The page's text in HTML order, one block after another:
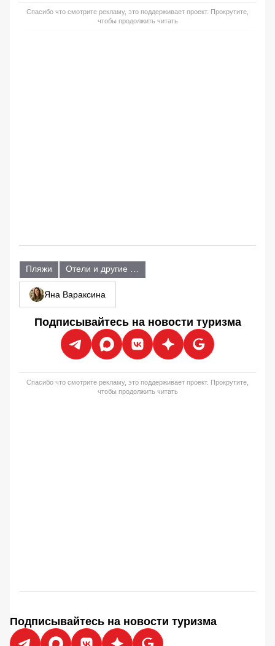
Спасибо что смотрите рекламу, это поддерживает проект. Прокрутите,
чтобы продолжить читать
Пляжи
Яна Вараксина
Подписывайтесь на новости туризма
Спасибо что смотрите рекламу, это поддерживает проект. Прокрутите,
чтобы продолжить читать
Подписывайтесь на новости туризма